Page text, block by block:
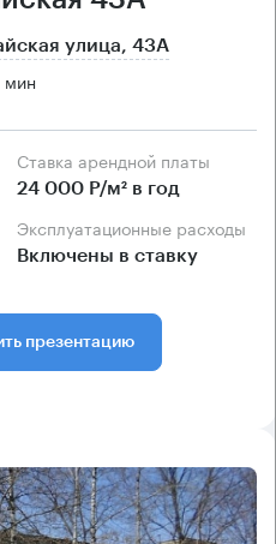
улица, 43А
Ставка арендной платы
24 000 Р/м² в год
Эксплуатационные расходы
Включены в ставку
презентацию